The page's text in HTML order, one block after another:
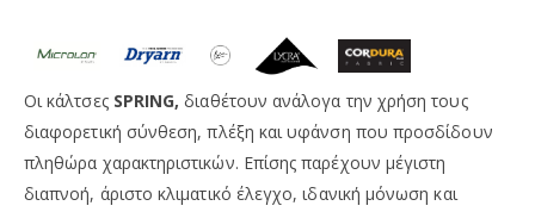
Οι κάλτσες SPRING, διαθέτουν ανάλογα την χρήση τους
διαφορετική σύνθεση, πλέξη και υφάνση που προσδίδουν
πληθώρα χαρακτηριστικών. Επίσης παρέχουν μέγιστη
διαπνοή, άριστο κλιματικό έλεγχο, ιδανική μόνωση και